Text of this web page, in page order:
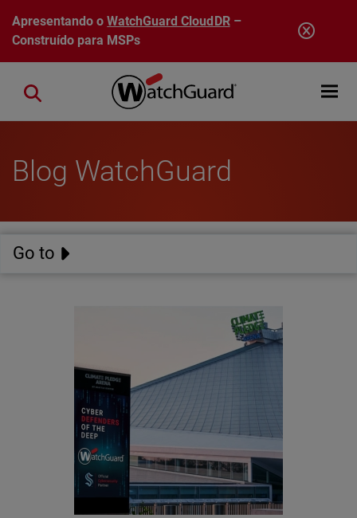
Pular para o conteúdo principal
Apresentando oWatchGuard CloudDR–
Construído para MSPs
Open
Close search
Blog WatchGuard
Go to